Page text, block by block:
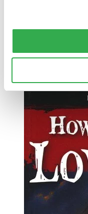
viac ako 30 dní.
objednávku